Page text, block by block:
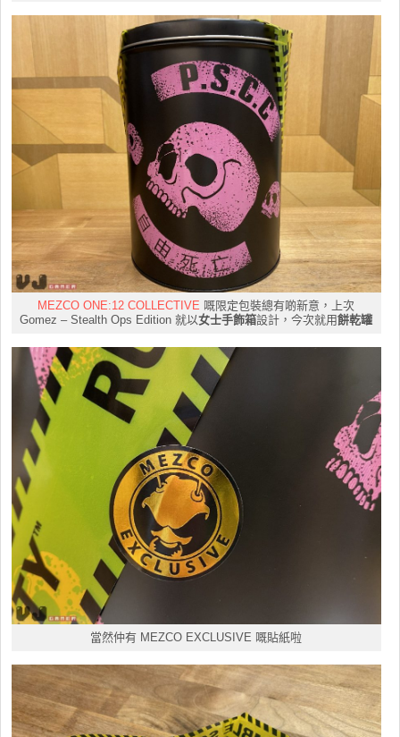
MEZCO ONE:12 COLLECTIVE 嘅限定包裝總有啲新意，上次
Gomez – Stealth Ops Edition 就以女士手飾箱設計，今次就用餅乾罐
當然仲有 MEZCO EXCLUSIVE 嘅貼紙啦